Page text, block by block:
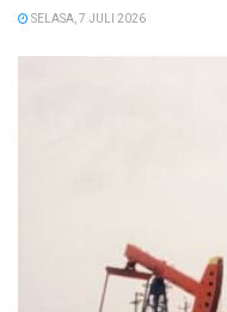
SELASA, 7 JULI 2026